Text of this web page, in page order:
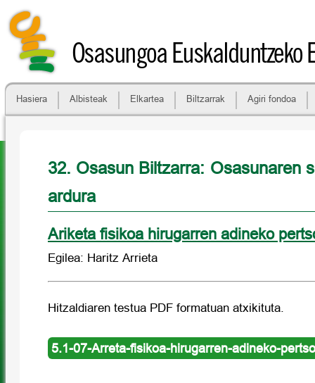
Osasungoa Euskalduntzeko
Hasiera Albisteak Elkartea Biltzarrak Agiri fondoa
32. Osasun Biltzarra: Osasunaren
ardura
Ariketa fisikoa hirugarren adineko
Egilea: Haritz Arrieta
Hitzaldiaren testua PDF formatuan atxikituta.
5.1-07-Arreta-fisikoa-hirugarren-adineko-